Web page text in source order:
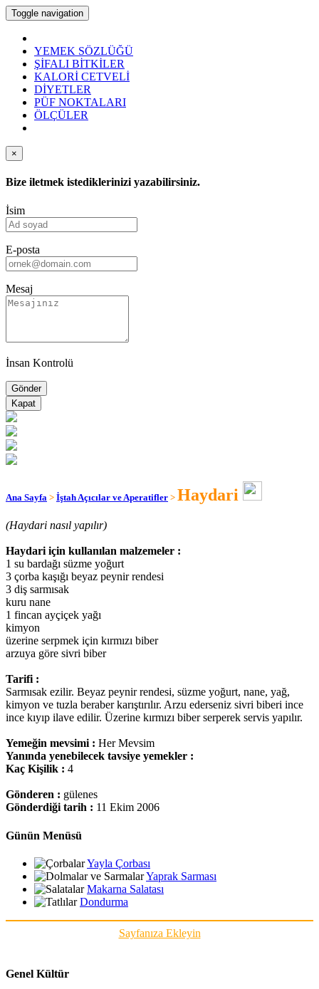
Toggle navigation
YEMEK SÖZLÜĞÜ
ŞİFALI BİTKİLER
KALORİ CETVELİ
DİYETLER
PÜF NOKTALARI
ÖLÇÜLER
×
Bize iletmek istediklerinizi yazabilirsiniz.
İsim
E-posta
Mesaj
İnsan Kontrolü
Kapat
Ana Sayfa > İştah Açıcılar ve Aperatifler > Haydari
(Haydari nasıl yapılır)
Haydari için kullanılan malzemeler :
1 su bardağı süzme yoğurt
3 çorba kaşığı beyaz peynir rendesi
3 diş sarmısak
kuru nane
1 fincan ayçiçek yağı
kimyon
üzerine serpmek için kırmızı biber
arzuya göre sivri biber
Tarifi :
Sarmısak ezilir. Beyaz peynir rendesi, süzme yoğurt, nane, yağ,
kimyon ve tuzla beraber karıştırılır. Arzu ederseniz sivri biberi ince
ince kıyıp ilave edilir. Üzerine kırmızı biber serperek servis yapılır.
Yemeğin mevsimi : Her Mevsim
Yanında yenebilecek tavsiye yemekler :
Kaç Kişilik : 4
Gönderen : gülenes
Gönderdiği tarih : 11 Ekim 2006
Günün Menüsü
Yayla Çorbası
Yaprak Sarması
Makarna Salatası
Dondurma
Sayfanıza Ekleyin
Genel Kültür